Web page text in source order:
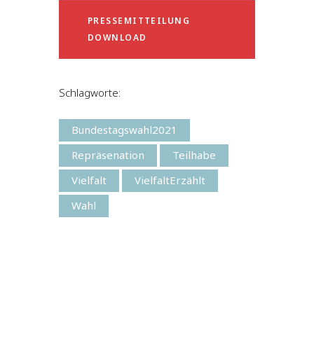
PRESSEMITTEILUNG
DOWNLOAD
Schlagworte:
Bundestagswahl2021
Repräsenation
Teilhabe
Vielfalt
VielfaltErzählt
Wahl